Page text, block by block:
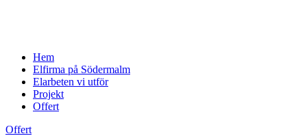
Hem
Elfirma på Södermalm
Elarbeten vi utför
Projekt
Offert
Offert